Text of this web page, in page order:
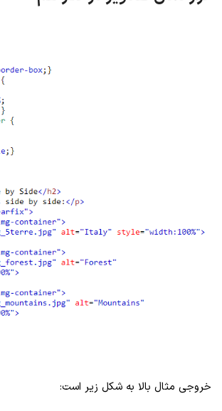
خروجی مثال بالا به شکل زیر است: